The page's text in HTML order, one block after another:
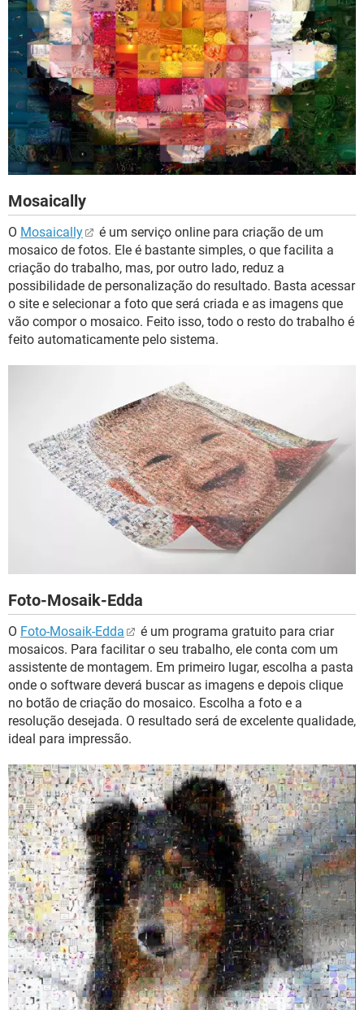
Mosaically
O Mosaically
é um serviço online para criação de um
mosaico de fotos. Ele é bastante simples, o que facilita a
criação do trabalho, mas, por outro lado, reduz a
possibilidade de personalização do resultado. Basta acessar
o site e selecionar a foto que será criada e as imagens que
vão compor o mosaico. Feito isso, todo o resto do trabalho é
feito automaticamente pelo sistema.
Foto-Mosaik-Edda
O Foto-Mosaik-Edda
é um programa gratuito para criar
mosaicos. Para facilitar o seu trabalho, ele conta com um
assistente de montagem. Em primeiro lugar, escolha a pasta
onde o software deverá buscar as imagens e depois clique
no botão de criação do mosaico. Escolha a foto e a
resolução desejada. O resultado será de excelente qualidade,
ideal para impressão.